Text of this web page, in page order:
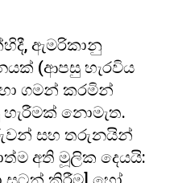
ඇමරිකානු
(ආපසු හැරවිය
ගමන් කරමින්
නොමැත.
සහ තරුනයින්
අති මූලික දෙයයි: